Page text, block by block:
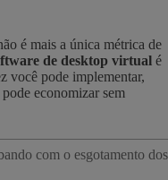
é mais a única métrica de
de desktop virtual é
você pode implementar,
economizar sem
com o esgotamento dos